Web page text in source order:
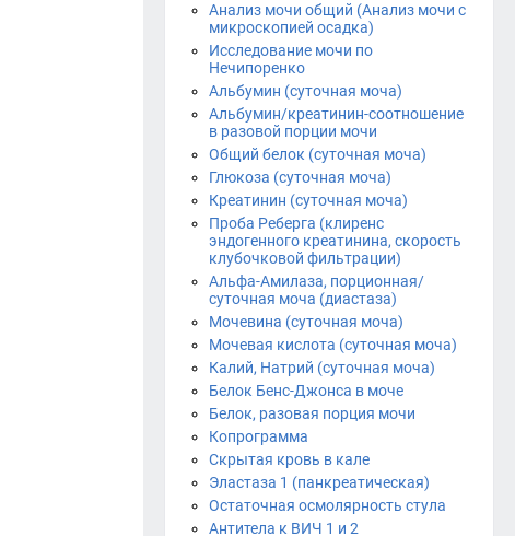
Анализ мочи общий (Анализ мочи с
микроскопией осадка)
Исследование мочи по
Нечипоренко
Альбумин (суточная моча)
Альбумин/креатинин-соотношение
в разовой порции мочи
Общий белок (суточная моча)
Глюкоза (суточная моча)
Креатинин (суточная моча)
Проба Реберга (клиренс
эндогенного креатинина, скорость
клубочковой фильтрации)
Альфа-Амилаза, порционная/
суточная моча (диастаза)
Мочевина (суточная моча)
Мочевая кислота (суточная моча)
Калий, Натрий (суточная моча)
Белок Бенс-Джонса в моче
Белок, разовая порция мочи
Копрограмма
Скрытая кровь в кале
Эластаза 1 (панкреатическая)
Остаточная осмолярность стула
Антитела к ВИЧ 1 и 2